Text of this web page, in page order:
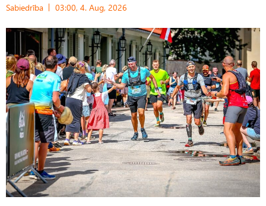
Sabiedrība 03:00, 4. Aug, 2026